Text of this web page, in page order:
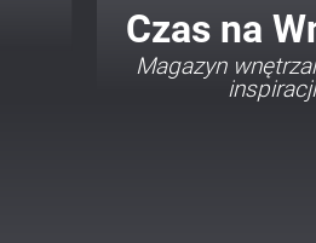
Twój Dom
Porady i